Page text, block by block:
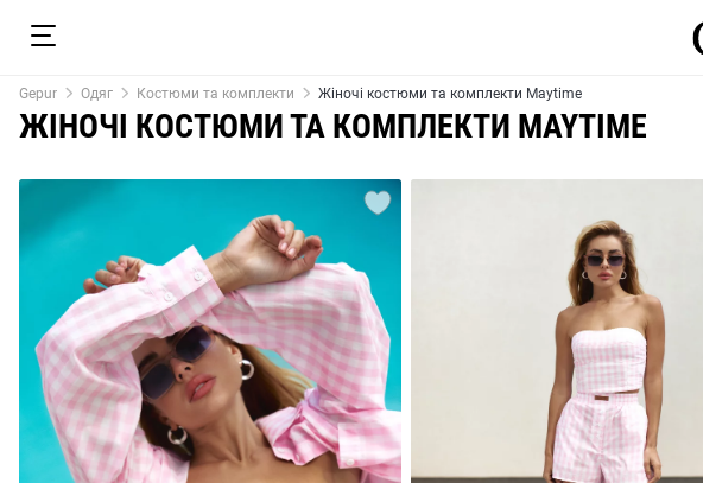
Gepur Одяг Костюми та комплекти Жіночі костюми та комплекти Maytime
ЖІНОЧІ КОСТЮМИ ТА КОМПЛЕКТИ MAYTIME